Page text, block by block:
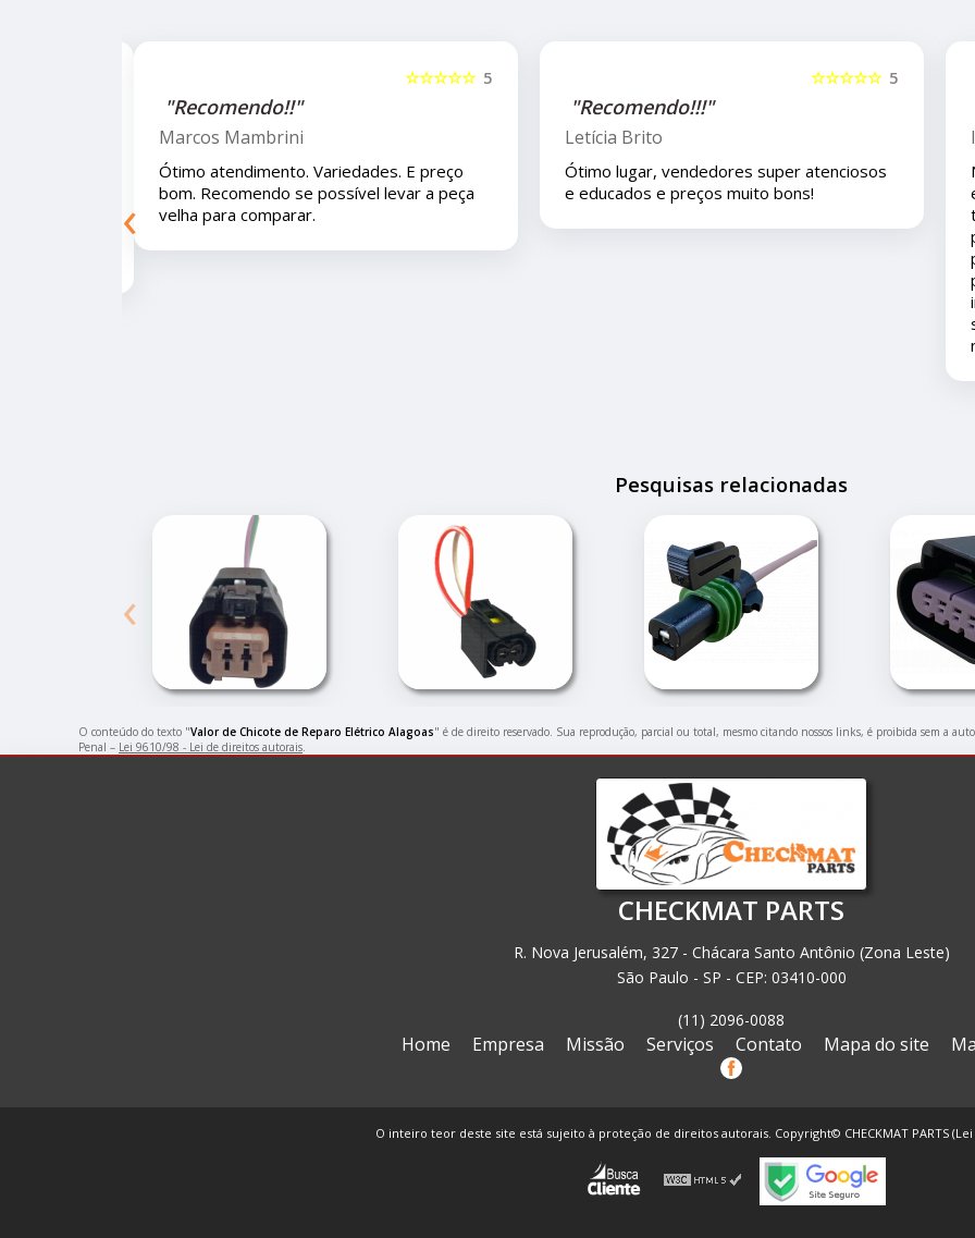
5
☆☆☆☆☆
"Recomendo!!!"
Letícia Brito
Ótimo lugar, vendedores super atenciosos
e educados e preços muito bons!
5
☆☆☆☆☆
"Recomendo!!"
Isla Costa
Nos compramos uma peça para o carro com
eles pelo mercado livre e viajamos pouco
‹
Pesquisas relacionadas
‹
O conteúdo do texto "Valor de Chicote de Reparo Elétrico Alagoas" é de direito reservado. Sua reprodução, parcial ou total, mesmo citando nossos links, é proibida sem a
Penal – Lei 9610/98 - Lei de direitos autorais.
CHECKMAT PARTS
R. Nova Jerusalém, 327 - Chácara Santo Antônio (Zona Leste)
São Paulo - SP - CEP: 03410-000
(11) 2096-0088
Home Empresa Missão Serviços Contato Mapa do site
O inteiro teor deste site está sujeito à proteção de direitos autorais. Copyright© CHECKMAT PARTS (Lei